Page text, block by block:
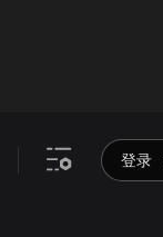
登录